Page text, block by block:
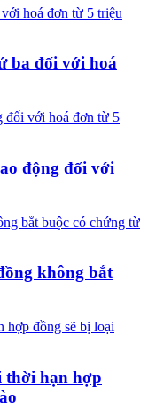
ba đối với hoá
động đối với
không bắt
thời hạn hợp